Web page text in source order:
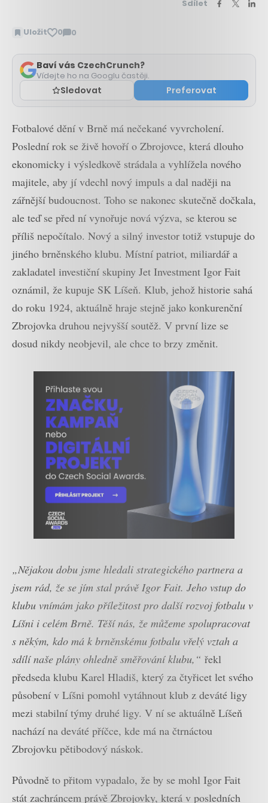
Sdílet
Uložit 0 0
Zobrazit
Baví vás CzechCrunch?
Vídejte ho na Googlu častěji.
Sledovat Preferovat
Fotbalové dění v Brně má nečekané vyvrcholení.
Poslední rok se živě hovoří o Zbrojovce, která dlouho
ekonomicky i výsledkově strádala a vyhlížela nového
majitele, aby jí vdechl nový impuls a dal naději na
zářnější budoucnost. Toho se nakonec skutečně dočkala,
ale teď se před ní vynořuje nová výzva, se kterou se
příliš nepočítalo. Nový a silný investor totiž vstupuje do
jiného brněnského klubu. Místní patriot, miliardář a
zakladatel investiční skupiny Jet Investment Igor Fait
oznámil, že kupuje SK Líšeň. Klub, jehož historie sahá
do roku 1924, aktuálně hraje stejně jako konkurenční
Zbrojovka druhou nejvyšší soutěž. V první lize se
dosud nikdy neobjevil, ale chce to brzy změnit.
„Nějakou dobu jsme hledali strategického partnera a
jsem rád, že se jím stal právě Igor Fait. Jeho vstup do
klubu vnímám jako příležitost pro další rozvoj fotbalu v
Líšni i celém Brně. Těší nás, že můžeme spolupracovat
s někým, kdo má k brněnskému fotbalu vřelý vztah a
sdílí naše plány ohledně směřování klubu,“ řekl
předseda klubu Karel Hladiš, který za čtyřicet let svého
působení v Líšni pomohl vytáhnout klub z deváté ligy
mezi stabilní týmy druhé ligy. V ní se aktuálně Líšeň
nachází na deváté příčce, kde má na čtrnáctou
Zbrojovku pětibodový náskok.
Původně to přitom vypadalo, že by se mohl Igor Fait
stát zachráncem právě Zbrojovky, která v posledních